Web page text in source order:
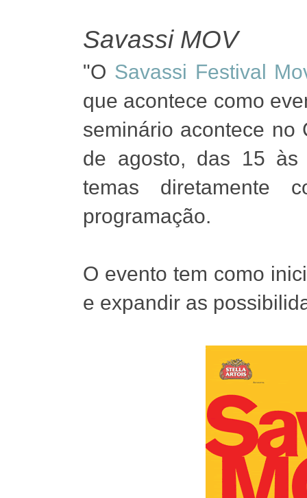
Savassi MOV
"O Savassi Festival
que acontece como
seminário acontece
de agosto, das 15 às
temas diretamente
programação.
O evento tem como
e expandir as